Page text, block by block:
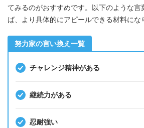
てみるのがおすすめです。以下のような
ば、より具体的にアピールできる材料にな
努力家の言い換え一覧
チャレンジ精神がある
継続力がある
忍耐強い